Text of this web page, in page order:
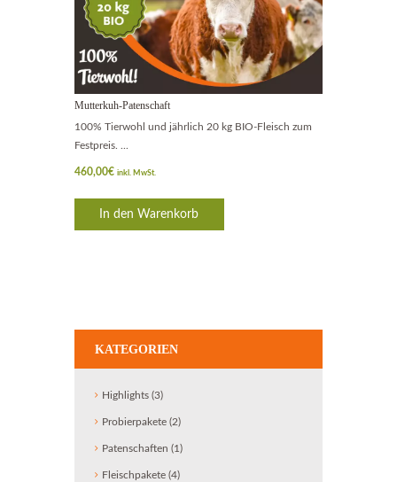
Mutterkuh-Patenschaft
100% Tierwohl und jährlich 20 kg BIO-Fleisch zum
Festpreis. ...
460,00€ inkl. MwSt.
In den Warenkorb
KATEGORIEN
Highlights (3)
Probierpakete (2)
Patenschaften (1)
Fleischpakete (4)